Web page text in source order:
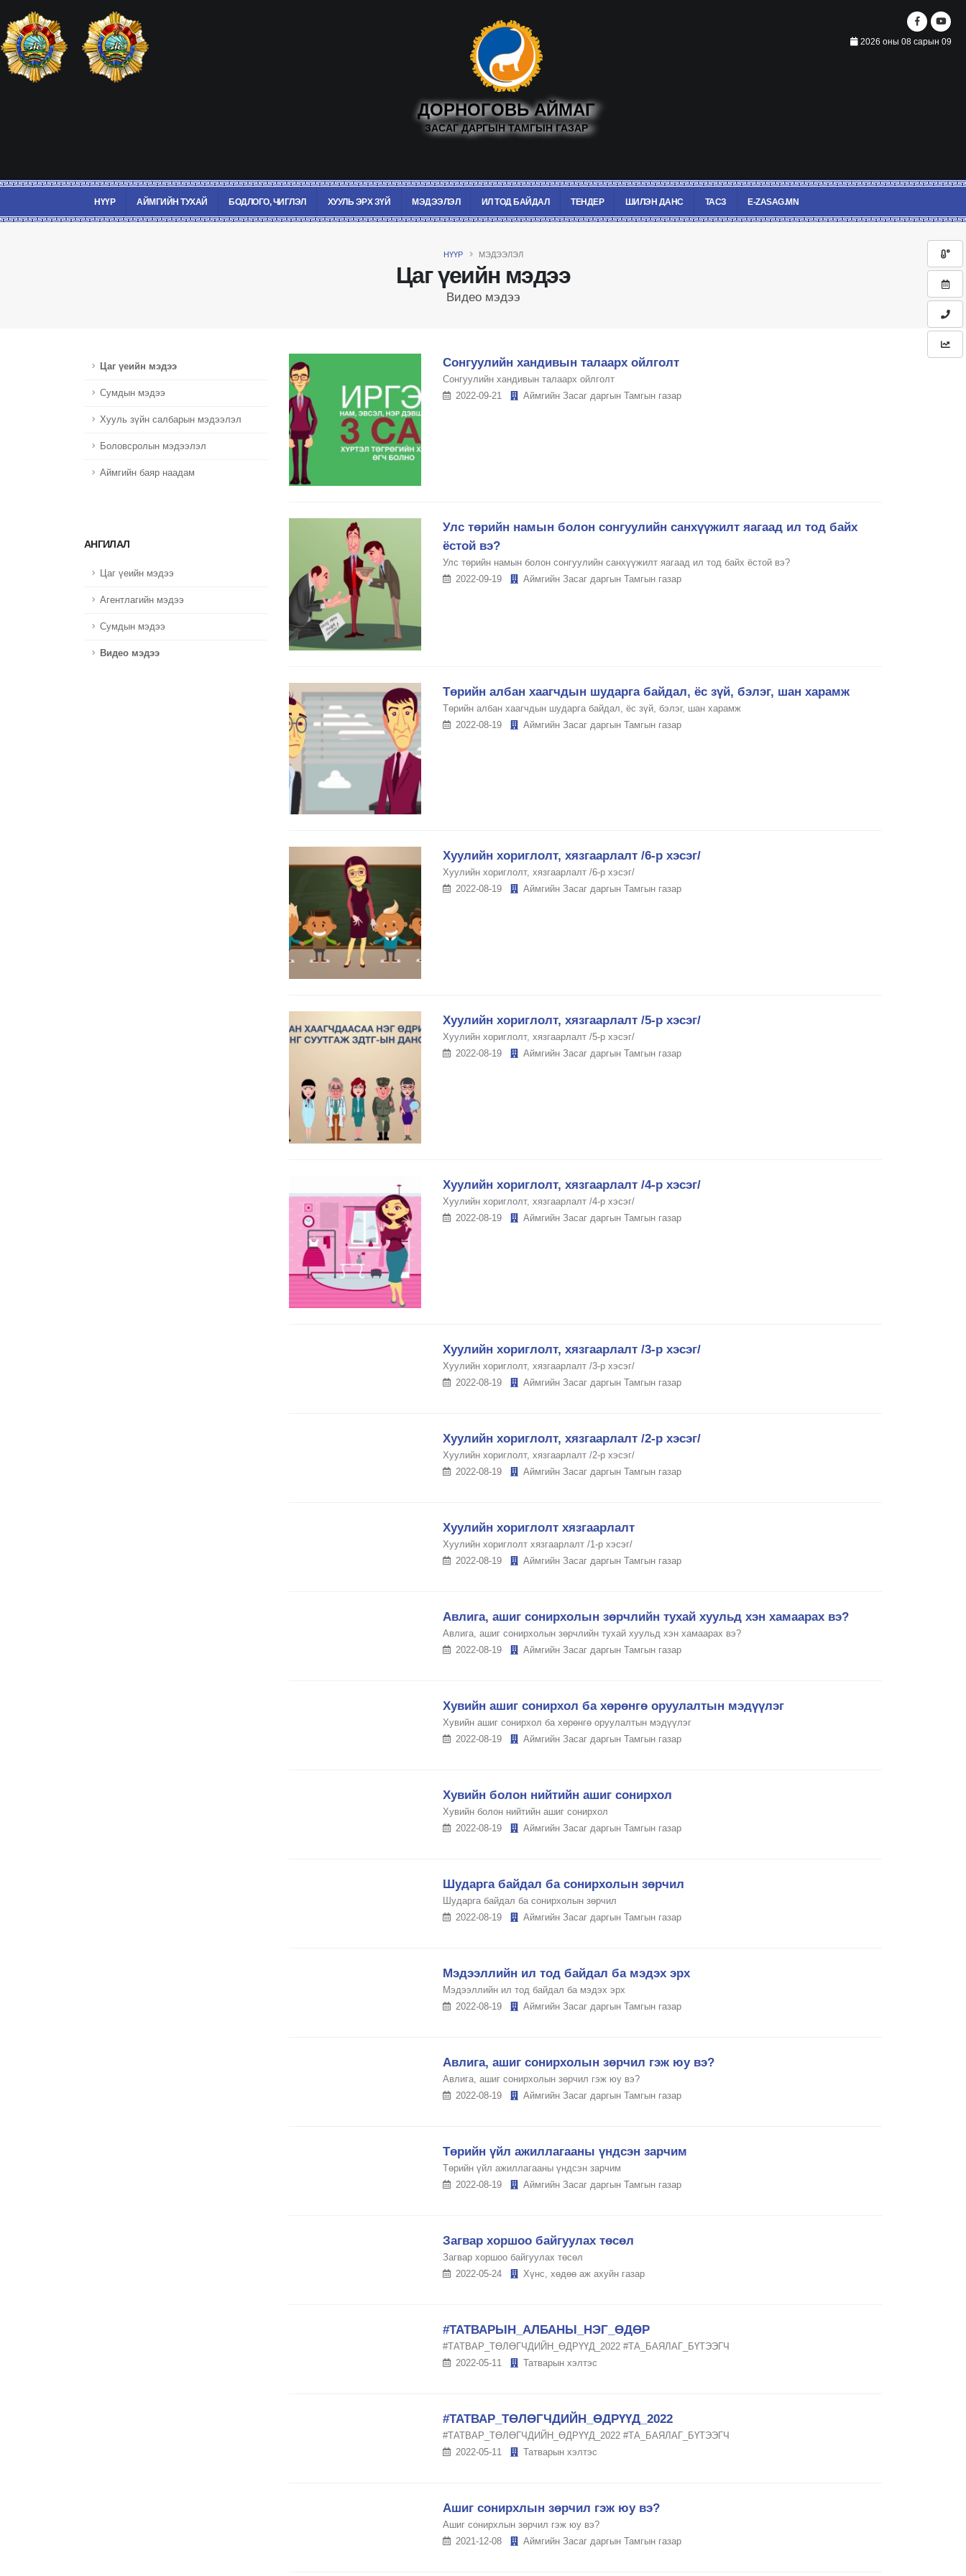
2026 оны 08 сарын 09
ДОРНОГОВЬ АЙМАГ
ЗАСАГ ДАРГЫН ТАМГЫН ГАЗАР
НҮҮР АЙМГИЙН ТУХАЙ БОДЛОГО, ЧИГЛЭЛ ХУУЛЬ ЭРХ ЗҮЙ МЭДЭЭЛЭЛ ИЛ ТОД БАЙДАЛ ТЕНДЕР ШИЛЭН ДАНС ТАСЗ E-ZASAG.MN
Цаг үеийн мэдээ
Видео мэдээ
НҮҮР МЭДЭЭЛЭЛ
Цаг үеийн мэдээ
Сумдын мэдээ
Хууль зүйн салбарын мэдээлэл
Боловсролын мэдээлэл
Аймгийн баяр наадам
АНГИЛАЛ
Цаг үеийн мэдээ
Агентлагийн мэдээ
Сумдын мэдээ
Видео мэдээ
Сонгуулийн хандивын талаарх ойлголт
Сонгуулийн хандивын талаарх ойлголт
2022-09-21 Аймгийн Засаг даргын Тамгын газар
Улс төрийн намын болон сонгуулийн санхүүжилт яагаад ил тод байх
ёстой вэ?
Улс төрийн намын болон сонгуулийн санхүүжилт яагаад ил тод байх ёстой вэ?
2022-09-19 Аймгийн Засаг даргын Тамгын газар
Төрийн албан хаагчдын шударга байдал, ёс зүй, бэлэг, шан харамж
Төрийн албан хаагчдын шударга байдал, ёс зүй, бэлэг, шан харамж
2022-08-19 Аймгийн Засаг даргын Тамгын газар
Хуулийн хориглолт, хязгаарлалт /6-р хэсэг/
Хуулийн хориглолт, хязгаарлалт /6-р хэсэг/
2022-08-19 Аймгийн Засаг даргын Тамгын газар
Хуулийн хориглолт, хязгаарлалт /5-р хэсэг/
Хуулийн хориглолт, хязгаарлалт /5-р хэсэг/
2022-08-19 Аймгийн Засаг даргын Тамгын газар
Хуулийн хориглолт, хязгаарлалт /4-р хэсэг/
Хуулийн хориглолт, хязгаарлалт /4-р хэсэг/
2022-08-19 Аймгийн Засаг даргын Тамгын газар
Хуулийн хориглолт, хязгаарлалт /3-р хэсэг/
Хуулийн хориглолт, хязгаарлалт /3-р хэсэг/
2022-08-19 Аймгийн Засаг даргын Тамгын газар
Хуулийн хориглолт, хязгаарлалт /2-р хэсэг/
Хуулийн хориглолт, хязгаарлалт /2-р хэсэг/
2022-08-19 Аймгийн Засаг даргын Тамгын газар
Хуулийн хориглолт хязгаарлалт
Хуулийн хориглолт хязгаарлалт /1-р хэсэг/
2022-08-19 Аймгийн Засаг даргын Тамгын газар
Авлига, ашиг сонирхолын зөрчлийн тухай хуульд хэн хамаарах вэ?
Авлига, ашиг сонирхолын зөрчлийн тухай хуульд хэн хамаарах вэ?
2022-08-19 Аймгийн Засаг даргын Тамгын газар
Хувийн ашиг сонирхол ба хөрөнгө оруулалтын мэдүүлэг
Хувийн ашиг сонирхол ба хөрөнгө оруулалтын мэдүүлэг
2022-08-19 Аймгийн Засаг даргын Тамгын газар
Хувийн болон нийтийн ашиг сонирхол
Хувийн болон нийтийн ашиг сонирхол
2022-08-19 Аймгийн Засаг даргын Тамгын газар
Шударга байдал ба сонирхолын зөрчил
Шударга байдал ба сонирхолын зөрчил
2022-08-19 Аймгийн Засаг даргын Тамгын газар
Мэдээллийн ил тод байдал ба мэдэх эрх
Мэдээллийн ил тод байдал ба мэдэх эрх
2022-08-19 Аймгийн Засаг даргын Тамгын газар
Авлига, ашиг сонирхолын зөрчил гэж юу вэ?
Авлига, ашиг сонирхолын зөрчил гэж юу вэ?
2022-08-19 Аймгийн Засаг даргын Тамгын газар
Төрийн үйл ажиллагааны үндсэн зарчим
Төрийн үйл ажиллагааны үндсэн зарчим
2022-08-19 Аймгийн Засаг даргын Тамгын газар
Загвар хоршоо байгуулах төсөл
Загвар хоршоо байгуулах төсөл
2022-05-24 Хүнс, хөдөө аж ахуйн газар
#ТАТВАРЫН_АЛБАНЫ_НЭГ_ӨДӨР
#ТАТВАР_ТӨЛӨГЧДИЙН_ӨДРҮҮД_2022 #ТА_БАЯЛАГ_БҮТЭЭГЧ
2022-05-11 Татварын хэлтэс
#ТАТВАР_ТӨЛӨГЧДИЙН_ӨДРҮҮД_2022
#ТАТВАР_ТӨЛӨГЧДИЙН_ӨДРҮҮД_2022 #ТА_БАЯЛАГ_БҮТЭЭГЧ
2022-05-11 Татварын хэлтэс
Ашиг сонирхлын зөрчил гэж юу вэ?
Ашиг сонирхлын зөрчил гэж юу вэ?
2021-12-08 Аймгийн Засаг даргын Тамгын газар